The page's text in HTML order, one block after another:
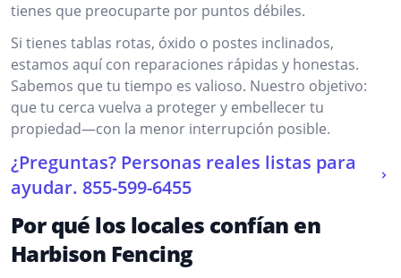
tienes que preocuparte por puntos débiles.
Si tienes tablas rotas, óxido o postes inclinados,
estamos aquí con reparaciones rápidas y honestas.
Sabemos que tu tiempo es valioso. Nuestro objetivo:
que tu cerca vuelva a proteger y embellecer tu
propiedad—con la menor interrupción posible.
¿Preguntas? Personas reales listas para
ayudar. 855-599-6455
Por qué los locales confían en
Harbison Fencing